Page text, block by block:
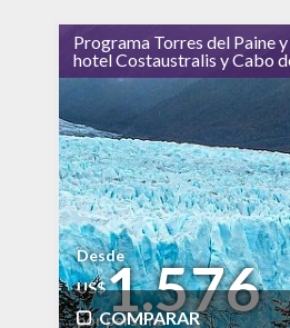
Naturaleza
alto
Vida Nocturna
Programa Torres del Paine
hotel Costaustralis y Cabo
Desde
US$1.576
por persona
COMPARAR